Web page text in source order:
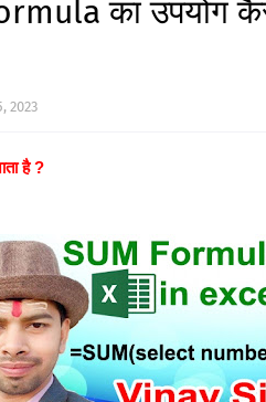
का उपयोग
2023
है ?